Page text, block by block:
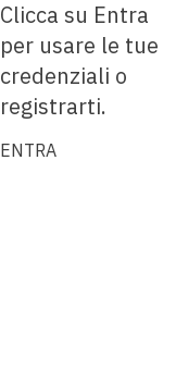
Clicca su Entra
per usare le tue
credenziali o
registrarti.
ENTRA